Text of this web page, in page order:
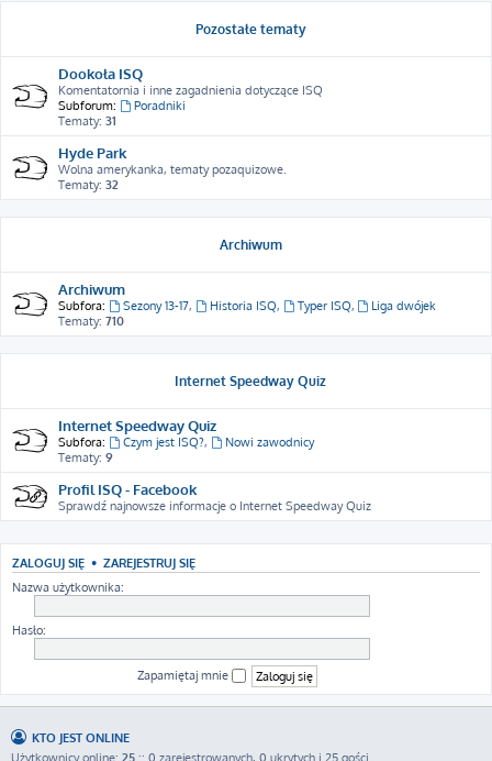
Pozostałe tematy
Dookoła ISQ
Komentatornia i inne zagadnienia dotyczące ISQ
Subforum:
Poradniki
Tematy: 31
Hyde Park
Wolna amerykanka, tematy pozaquizowe.
Tematy: 32
Archiwum
Archiwum
Subfora: Sezony 13-17, Historia ISQ, Typer ISQ,
Liga dwójek
Tematy: 710
Internet Speedway Quiz
Internet Speedway Quiz
Subfora: Czym jest ISQ?,
Nowi zawodnicy
Tematy: 9
Profil ISQ - Facebook
Sprawdź najnowsze informacje o Internet Speedway Quiz
ZALOGUJ SIĘ • ZAREJESTRUJ SIĘ
Nazwa użytkownika:
Hasło:
Zapamiętaj mnie
KTO JEST ONLINE
Użytkownicy online: 25 :: 0 zarejestrowanych, 0 ukrytych i 25 gości